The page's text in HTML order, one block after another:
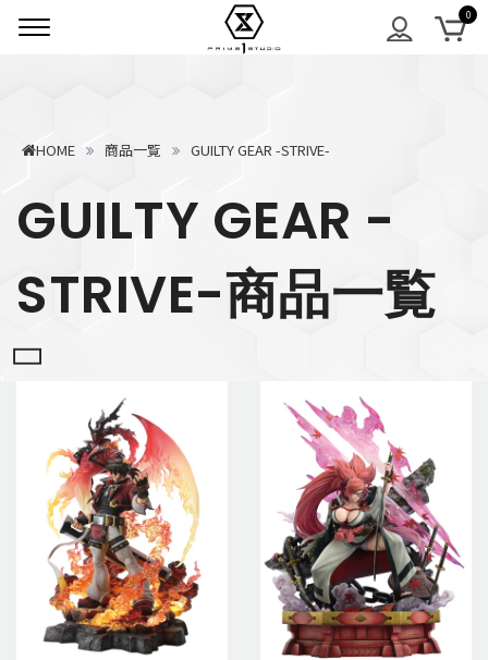
HOME 商品一覧 GUILTY GEAR -STRIVE-
GUILTY GEAR -
STRIVE-商品一覧